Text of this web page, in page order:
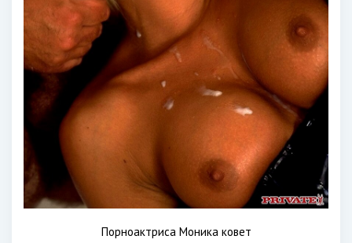
Порноактриса Моника ковет